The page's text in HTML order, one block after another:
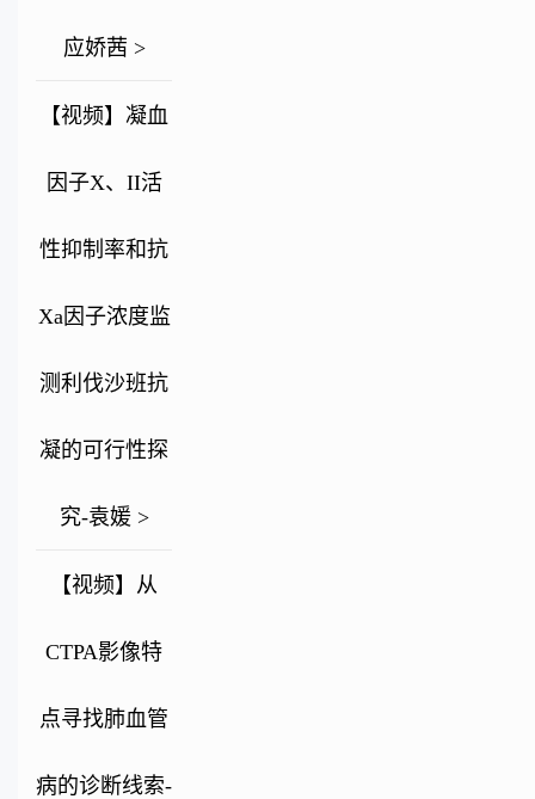
应娇茜 >
【视频】凝血
因子X、II活
性抑制率和抗
Xa因子浓度监
测利伐沙班抗
凝的可行性探
究-袁媛 >
【视频】从
CTPA影像特
点寻找肺血管
病的诊断线索-